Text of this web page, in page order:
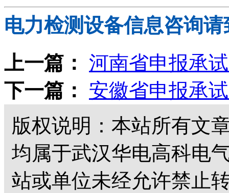
电力检测设备信息咨询请
上一篇： 河南省申报承
下一篇：
安徽省申报承
版权说明：本站所有文
均属于武汉华电高科电
站或单位未经允许禁止